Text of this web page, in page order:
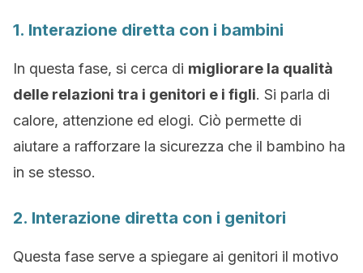
1. Interazione diretta con i bambini
In questa fase, si cerca di migliorare la qualità
delle relazioni tra i genitori e i figli. Si parla di
calore, attenzione ed elogi. Ciò permette di
aiutare a rafforzare la sicurezza che il bambino ha
in se stesso.
2. Interazione diretta con i genitori
Questa fase serve a spiegare ai genitori il motivo